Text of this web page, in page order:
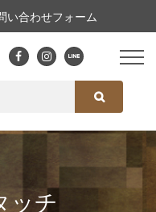
い合わせフォーム
SEARCH
ッチ